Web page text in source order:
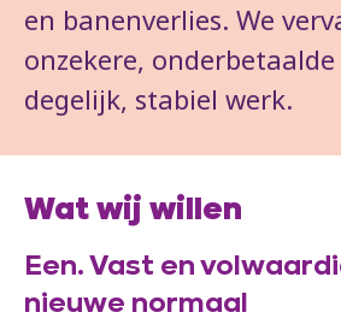
en banenverlies. We
onzekere,
degelijk, stabiel werk.
Wat wij willen
Een. Vast en
nieuwe normaal